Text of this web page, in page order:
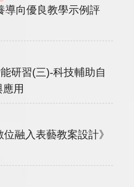
導向優良教學示例評
研習(三)-科技輔助自
用
融入表藝教案設計》